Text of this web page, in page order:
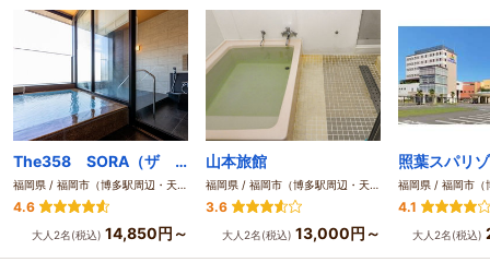
The358 SORA（ザ サンゴハチ ソラ）
福岡県 / 福岡市（博多駅周辺・天神周辺）
4.6
大人2名(税込) 14,850円～
山本旅館
福岡県 / 福岡市（博多駅周辺・天神周辺）
3.6
大人2名(税込) 13,000円～
照葉スパリ
4.1
大人2名(税込)